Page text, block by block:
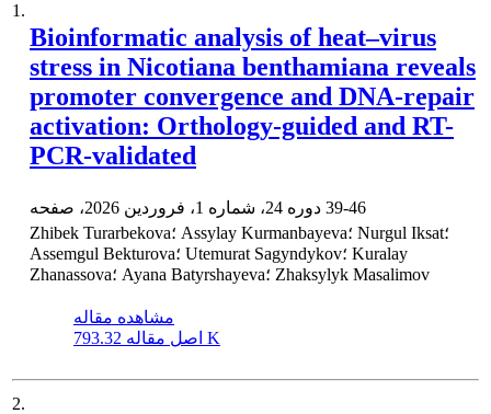
1.
Bioinformatic analysis of heat–virus
stress in Nicotiana benthamiana reveals
promoter convergence and DNA-repair
activation: Orthology-guided and RT-
PCR-validated
39-46
Zhibek Turarbekova؛ Assylay Kurmanbayeva؛ Nurgul Iksat؛
Assemgul Bekturova؛ Utemurat Sagyndykov؛ Kuralay
Zhanassova؛ Ayana Batyrshayeva؛ Zhaksylyk Masalimov
مشاهده مقاله
اصل مقاله 793.32 K
2.